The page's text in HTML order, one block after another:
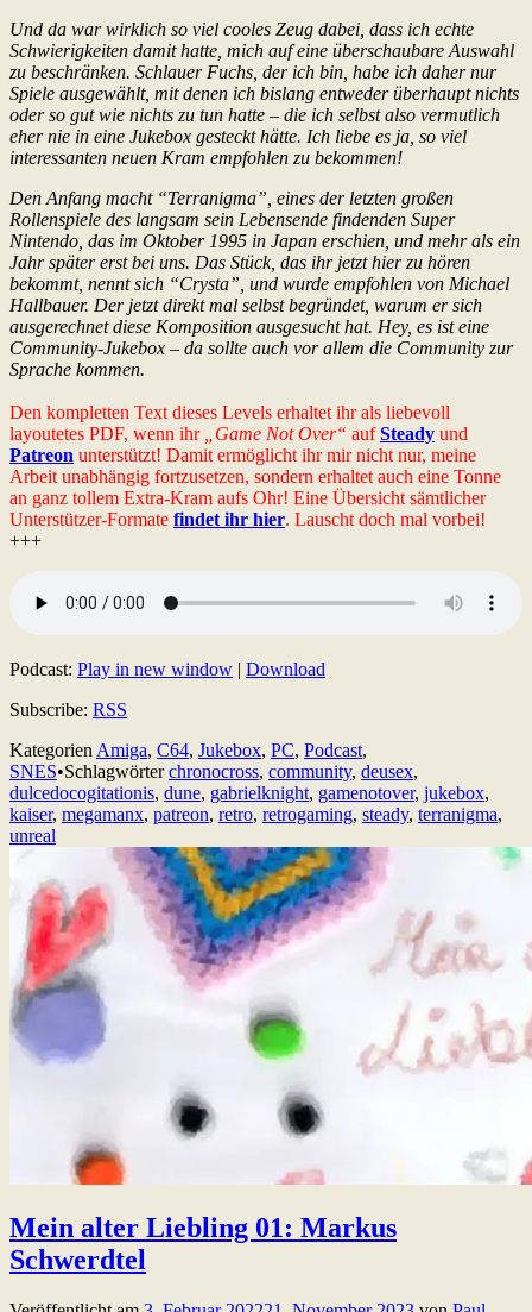
Und da war wirklich so viel cooles Zeug dabei, dass ich echte
Schwierigkeiten damit hatte, mich auf eine überschaubare Auswahl
zu beschränken. Schlauer Fuchs, der ich bin, habe ich daher nur
Spiele ausgewählt, mit denen ich bislang entweder überhaupt nichts
oder so gut wie nichts zu tun hatte – die ich selbst also vermutlich
eher nie in eine Jukebox gesteckt hätte. Ich liebe es ja, so viel
interessanten neuen Kram empfohlen zu bekommen!
Den Anfang macht “Terranigma”, eines der letzten großen
Rollenspiele des langsam sein Lebensende findenden Super
Nintendo, das im Oktober 1995 in Japan erschien, und mehr als ein
Jahr später erst bei uns. Das Stück, das ihr jetzt hier zu hören
bekommt, nennt sich “Crysta”, und wurde empfohlen von Michael
Hallbauer. Der jetzt direkt mal selbst begründet, warum er sich
ausgerechnet diese Komposition ausgesucht hat. Hey, es ist eine
Community-Jukebox – da sollte auch vor allem die Community zur
Sprache kommen.
Den kompletten Text dieses Levels erhaltet ihr als liebevoll
layoutetes PDF, wenn ihr
„Game Not Over“ aufSteady und
Patreon unterstützt! Damit ermöglicht ihr mir nicht nur, meine
Arbeit unabhängig fortzusetzen, sondern erhaltet auch eine Tonne
an ganz tollem Extra-Kram aufs Ohr! Eine Übersicht sämtlicher
Unterstützer-Formate findet ihr hier. Lauscht doch mal vorbei!
+++
Podcast: Play in new window | Download
Subscribe: RSS
Kategorien Amiga, C64, Jukebox, PC, Podcast,
SNES•Schlagwörterchronocross, community, deusex,
dulcedocogitationis, dune, gabrielknight, gamenotover, jukebox,
kaiser, megamanx, patreon, retro, retrogaming, steady, terranigma,
unreal
Mein alter Liebling 01: Markus
Schwerdtel